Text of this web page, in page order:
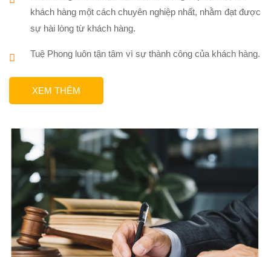
khách hàng một cách chuyên nghiệp nhất, nhằm đạt được
sự hài lòng từ khách hàng.
Tuệ Phong luôn tận tâm vì sự thành công của khách hàng.
XEM THÊM